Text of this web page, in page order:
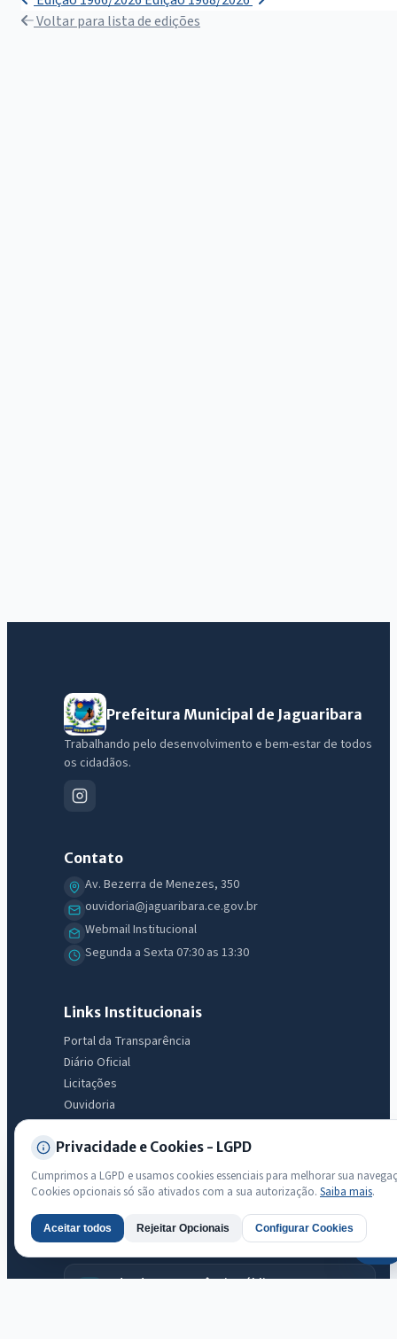
Voltar para lista de edições
Prefeitura Municipal de Jaguaribara
Trabalhando pelo desenvolvimento e bem-estar de todos
os cidadãos.
Contato
Av. Bezerra de Menezes, 350
ouvidoria@jaguaribara.ce.gov.br
Webmail Institucional
Segunda a Sexta 07:30 as 13:30
Links Institucionais
Portal da Transparência
Diário Oficial
Licitações
Ouvidoria
LGPD
Mapa do Site
Acessibilidade
Transparência
Radar da Transparência Pública
Privacidade e Cookies - LGPD
Cumprimos a LGPD e usamos cookies essenciais para melhorar sua
Cookies opcionais só são ativados com a sua autorização. Saiba mais.
Aceitar todos Rejeitar Opcionais Configurar Cookies
IntGest AI
licitações, estrutura ou transparência do município.
Licitações abertas